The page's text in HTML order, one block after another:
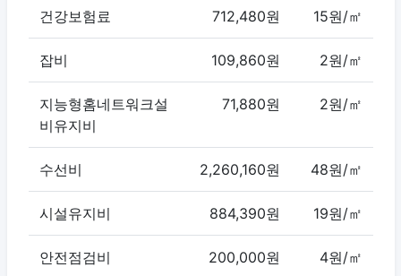
건강보험료 712,480원 15원/㎡
잡비 109,860원 2원/㎡
지능형홈네트워크설
비유지비
71,880원 2원/㎡
수선비 2,260,160원 48원/㎡
시설유지비 884,390원 19원/㎡
안전점검비 200,000원 4원/㎡